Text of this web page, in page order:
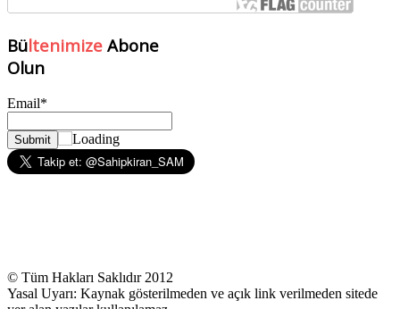
Bültenimize Abone
Olun
Email*
© Tüm Hakları Saklıdır 2012
Yasal Uyarı: Kaynak gösterilmeden ve açık link verilmeden sitede